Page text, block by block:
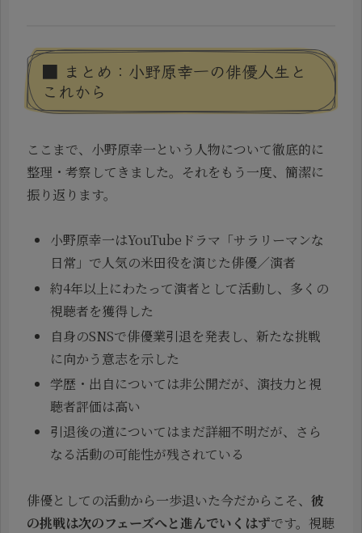
■ まとめ：小野原幸一の俳優人生と
これから
ここまで、小野原幸一という人物について徹底的に
整理・考察してきました。それをもう一度、簡潔に
振り返ります。
小野原幸一はYouTubeドラマ「サラリーマンな
日常」で人気の米田役を演じた俳優／演者
約4年以上にわたって演者として活動し、多くの
視聴者を獲得した
自身のSNSで俳優業引退を発表し、新たな挑戦
に向かう意志を示した
学歴・出自については非公開だが、演技力と視
聴者評価は高い
引退後の道についてはまだ詳細不明だが、さら
なる活動の可能性が残されている
俳優としての活動から一歩退いた今だからこそ、 彼
の挑戦は次のフェーズへと進んでいくはずです。視聴